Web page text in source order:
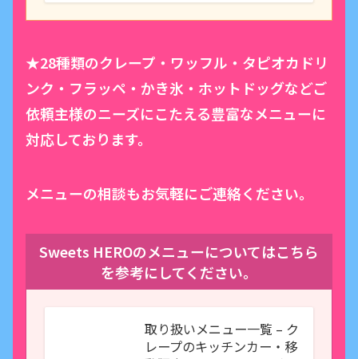
★28種類のクレープ・ワッフル・タピオカドリ
ンク・フラッペ・かき氷・ホットドッグなどご
依頼主様のニーズにこたえる豊富なメニューに
対応しております。
メニューの相談もお気軽にご連絡ください。
Sweets HEROのメニューについてはこちら
を参考にしてください。
取り扱いメニュー一覧 – ク
レープのキッチンカー・移